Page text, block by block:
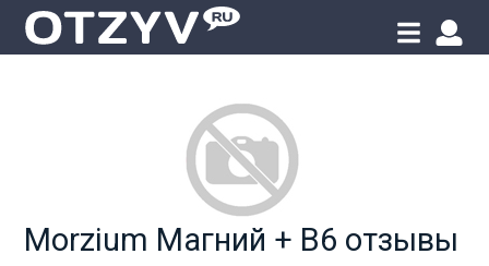
Morzium Магний + B6 отзывы